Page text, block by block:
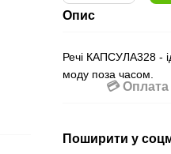
Опис
Речі КАПСУЛА328 -
моду поза часом.
💳 Оплата
Поширити у